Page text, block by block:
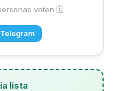
voten 🗓
lista